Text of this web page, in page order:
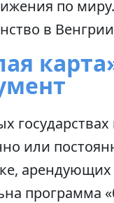
по
в
или
программа